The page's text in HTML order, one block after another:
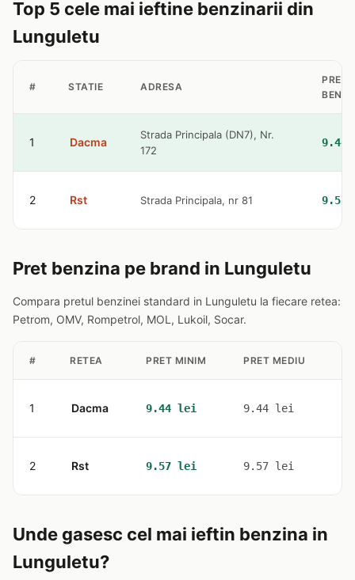
Top 5 cele mai ieftine benzinarii din
Lunguletu
# STATIE ADRESA
PRET
1 Dacma
Strada Principala (DN7), Nr.
172
9.44
2 Rst Strada Principala, nr 81 9.57
Pret benzina pe brand in Lunguletu
Compara pretul benzinei standard in Lunguletu la fiecare retea:
Petrom, OMV, Rompetrol, MOL, Lukoil, Socar.
# RETEA PRET MINIM PRET MEDIU
1 Dacma 9.44 lei 9.44 lei
2 Rst 9.57 lei 9.57 lei
Unde gasesc cel mai ieftin benzina in
Lunguletu?